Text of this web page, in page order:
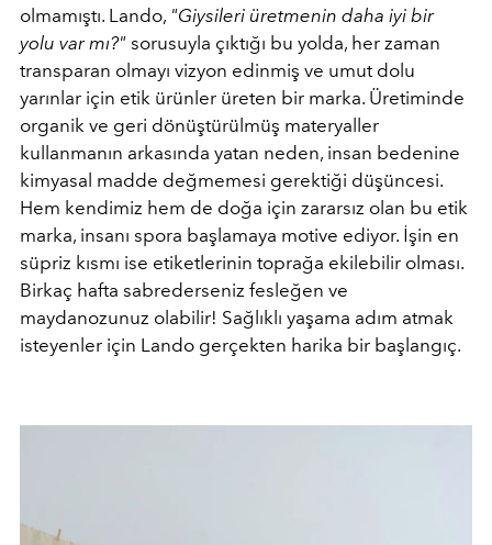
olmamıştı. Lando, "Giysileri üretmenin daha iyi bir
yolu var mı?" sorusuyla çıktığı bu yolda, her zaman
transparan olmayı vizyon edinmiş ve umut dolu
yarınlar için etik ürünler üreten bir marka. Üretiminde
organik ve geri dönüştürülmüş materyaller
kullanmanın arkasında yatan neden, insan bedenine
kimyasal madde değmemesi gerektiği düşüncesi.
Hem kendimiz hem de doğa için zararsız olan bu etik
marka, insanı spora başlamaya motive ediyor. İşin en
süpriz kısmı ise etiketlerinin toprağa ekilebilir olması.
Birkaç hafta sabrederseniz fesleğen ve
maydanozunuz olabilir! Sağlıklı yaşama adım atmak
isteyenler için Lando gerçekten harika bir başlangıç.